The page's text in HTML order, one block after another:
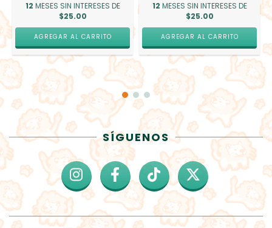
12 MESES SIN INTERESES DE
$25.00
12 MESES SIN INTERESES DE
$25.00
SÍGUENOS